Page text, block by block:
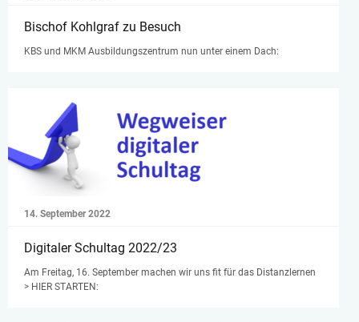
Bischof Kohlgraf zu Besuch
KBS und MKM Ausbildungszentrum nun unter einem Dach:
14. September 2022
Digitaler Schultag 2022/23
Am Freitag, 16. September machen wir uns fit für das Distanzlernen
> HIER STARTEN: